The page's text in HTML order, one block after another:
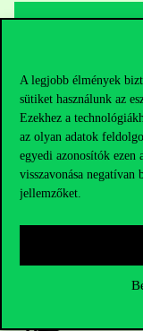
A legjobb élmények
sütiket használunk az
Ezekhez a
az olyan adatok
egyedi azonosítók ezen
visszavonása
jellemzőket.
+36 1
Kérdésed van a
Oktatói elérhetőségek
HUB jelenlegi
Sajtó:press@uni-